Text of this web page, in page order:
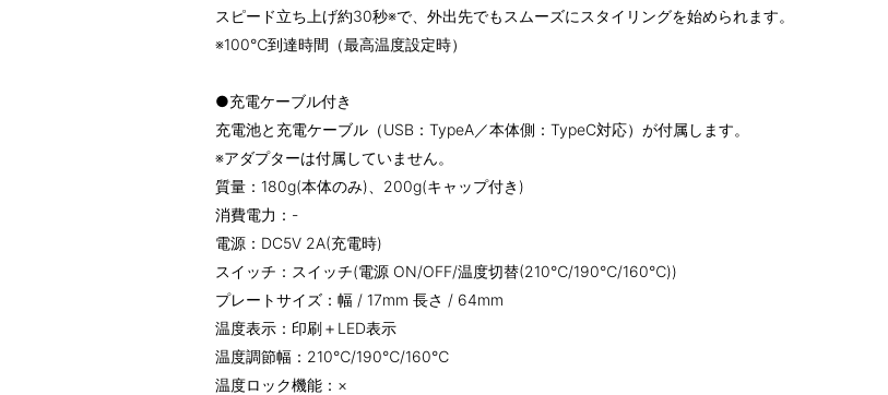
スピード立ち上げ約30秒※で、外出先でもスムーズにスタイリングを始められます。
※100℃到達時間（最高温度設定時）
●充電ケーブル付き
充電池と充電ケーブル（USB：TypeA／本体側：TypeC対応）が付属します。
※アダプターは付属していません。
質量：180g(本体のみ)、200g(キャップ付き)
消費電力：-
電源：DC5V 2A(充電時)
スイッチ：スイッチ(電源 ON/OFF/温度切替(210℃/190℃/160℃))
プレートサイズ：幅 / 17mm 長さ / 64mm
温度表示：印刷＋LED表示
温度調節幅：210℃/190℃/160℃
温度ロック機能：×